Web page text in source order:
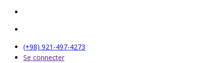
(+98) 921-497-4273
Se connecter